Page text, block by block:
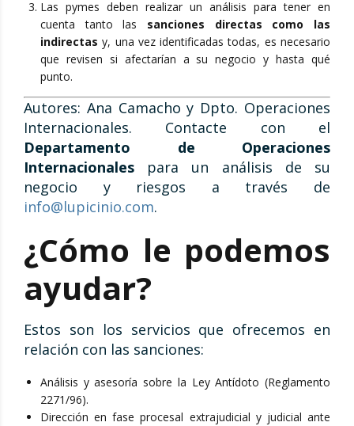
Las pymes deben realizar un análisis para tener en
cuenta tanto las sanciones directas como las
indirectasy, una vez identificadas todas, es necesario
que revisen si afectarían a su negocio y hasta qué
punto.
Autores: Ana Camacho y Dpto. Operaciones
Internacionales. Contacte con el
Departamento de Operaciones
Internacionales para un análisis de su
negocio y riesgos a través de
info@lupicinio.com.
¿Cómo le podemos
ayudar?
Estos son los servicios que ofrecemos en
relación con las sanciones:
Análisis y asesoría sobre la Ley Antídoto (Reglamento
2271/96).
Dirección en fase procesal extrajudicial y judicial ante